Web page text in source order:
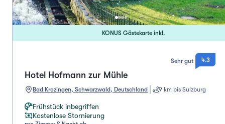
KONUS Gästekarte inkl.
Sehr gut 4.3
Hotel Hofmann zur Mühle
Bad Krozingen, Schwarzwald, Deutschland 9 km bis Sulzburg
Frühstück inbegriffen
Kostenlose Stornierung